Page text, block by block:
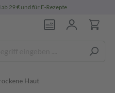
ab 29 € und für E-Rezepte
Haut